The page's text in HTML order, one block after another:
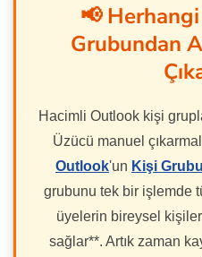
📢
Grubundan
Hacimli Outlook kişi
Üzücü manuel
Outlook'un Kişi
grubunu tek bir işlemde
üyelerin bireysel
sağlar**. Artık zaman